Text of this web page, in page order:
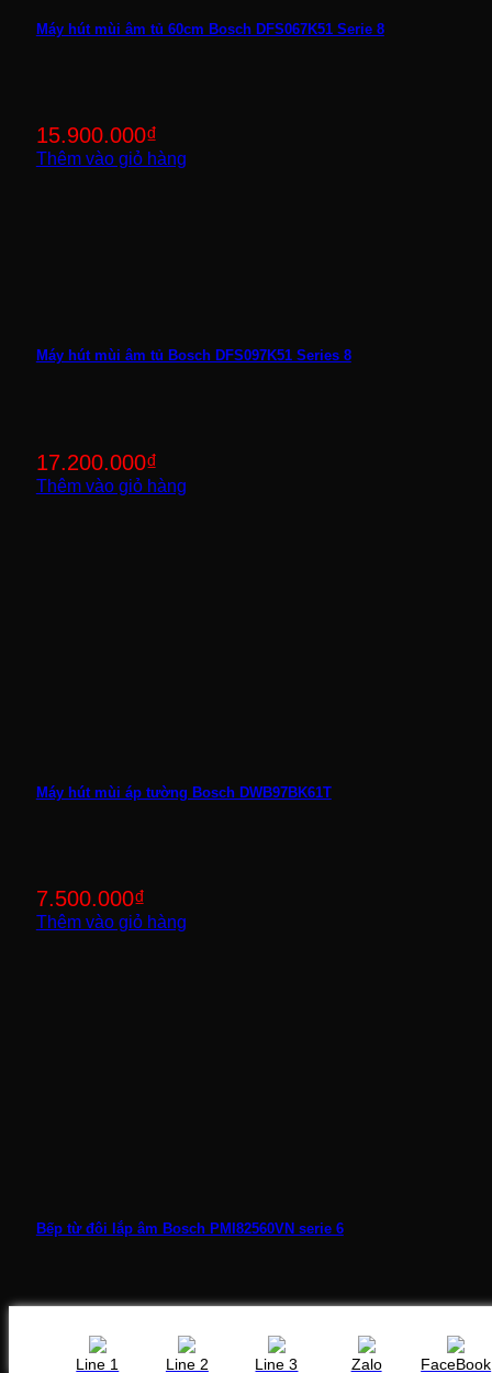
Máy hút mùi âm tủ 60cm Bosch DFS067K51 Serie 8
15.900.000₫
Thêm vào giỏ hàng
Máy hút mùi âm tủ Bosch DFS097K51 Series 8
17.200.000₫
Thêm vào giỏ hàng
Máy hút mùi áp tường Bosch DWB97BK61T
7.500.000₫
Thêm vào giỏ hàng
Bếp từ đôi lắp âm Bosch PMI82560VN serie 6
7.400.000
Thêm vào giỏ hàng
Line 1 Line 2 Line 3 Zalo FaceBook